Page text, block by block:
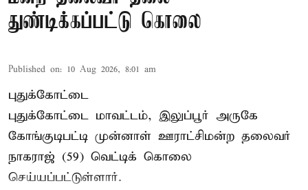
துண்டிக்கப்பட்டு கொலை
Published on: 10 Aug 2026, 8:01 am
புதுக்கோட்டை
புதுக்கோட்டை மாவட்டம், இலுப்பூர் அருகே
கோங்குடிபட்டி முன்னாள் ஊராட்சிமன்ற தலைவர்
நாகராஜ் (59) வெட்டிக் கொலை
செய்யப்பட்டுள்ளார்.